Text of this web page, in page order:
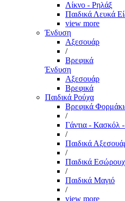
Λίκνο - Ρηλάξ
Παιδικά Λευκά
view more
Ένδυση
Αξεσουάρ
/
Βρεφικά
Ένδυση
Αξεσουάρ
Βρεφικά
Παιδικά Ρούχα
Βρεφικά
/
Γάντια - Κασκόλ
/
Παιδικά
/
Παιδικά
/
Παιδικά Μαγιό
/
view more